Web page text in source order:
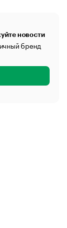
новости
бренд